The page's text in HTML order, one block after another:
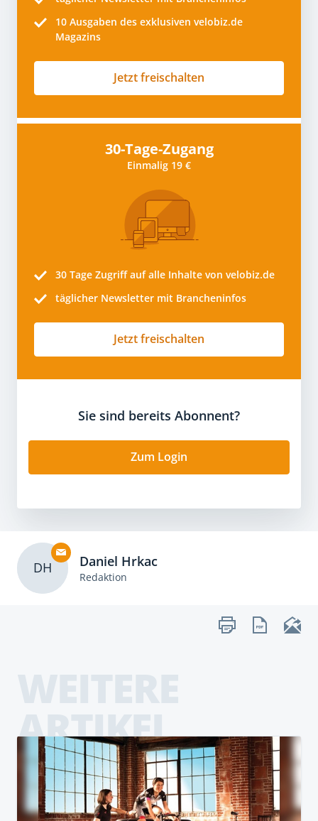
10 Ausgaben des exklusiven velobiz.de
Magazins
Jetzt freischalten
30-Tage-Zugang
Einmalig 19 €
30 Tage Zugriff auf alle Inhalte von velobiz.de
täglicher Newsletter mit Brancheninfos
Jetzt freischalten
Sie sind bereits Abonnent?
Zum Login
DH Daniel Hrkac
Redaktion
ARTIKEL